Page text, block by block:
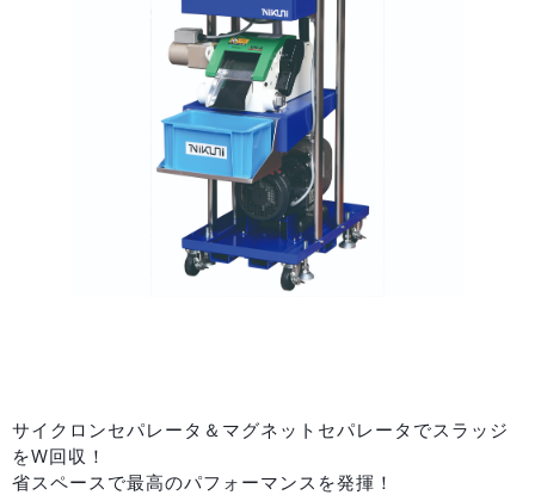
サイクロンセパレータ＆マグネットセパレータでスラッジ
をW回収！
省スペースで最高のパフォーマンスを発揮！